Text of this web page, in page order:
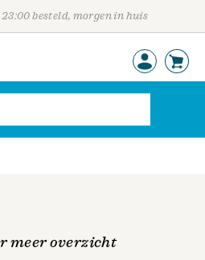
besteld, morgen in huis
meer overzicht